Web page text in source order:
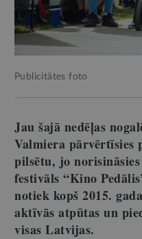
Publicitātes foto
Jau šajā nedēļas
Valmiera pārvērtīsies
pilsētu, jo norisinā
festivāls “Kino Ped
notiek kopš 2015.
aktīvās atpūtas un
visas Latvijas.